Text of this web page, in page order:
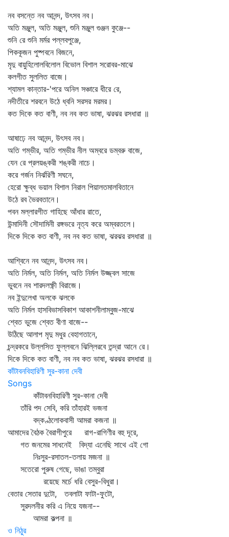
নব বসন্তে নব আনন্দ, উৎসব নব।
অতি মঞ্জুল, অতি মঞ্জুল, শুনি মঞ্জুল গুঞ্জন কুঞ্জে--
শুনি রে শুনি মর্মর পল্লবপুঞ্জে,
পিককূজন পুষ্পবনে বিজনে,
মৃদু বায়ুহিলোলবিলোল বিভোল বিশাল সরোবর-মাঝে
কলগীত সুললিত বাজে।
শ্যামল কান্তার-'পরে অনিল সঞ্চারে ধীরে রে,
নদীতীরে শরবনে উঠে ধ্বনি সরসর মরমর।
কত দিকে কত বাণী, নব নব কত ভাষা, ঝরঝর রসধারা ॥
আষাঢ়ে নব আনন্দ, উৎসব নব।
অতি গম্ভীর, অতি গম্ভীর নীল অম্বরে ডম্বরু বাজে,
যেন রে প্রলয়ঙ্করী শঙ্করী নাচে।
করে গর্জন নির্ঝরিণী সঘনে,
হেরো ক্ষুব্ধ ভয়াল বিশাল নিরাল পিয়ালতমালবিতানে
উঠে রব ভৈরবতানে।
পবন মল্লারগীত গাহিছে আঁধার রাতে,
উন্মাদিনী সৌদামিনী রঙ্গভরে নৃত্য করে অম্বরতলে।
দিকে দিকে কত বাণী, নব নব কত ভাষা, ঝরঝর রসধারা ॥
আশ্বিনে নব আনন্দ, উৎসব নব।
অতি নির্মল, অতি নির্মল, অতি নির্মল উজ্জ্বল সাজে
ভুবনে নব শারদলক্ষ্ণী বিরাজে।
নব ইন্দুলেখা অলকে ঝলকে
অতি নির্মল হাসবিভাসবিকাশ আকাশনীলাম্বুজ-মাঝে
শ্বেত ভুজে শ্বেত বীণা বাজে--
উঠিছে আলাপ মৃদু মধুর বেহাগতানে,
চন্দ্রকরে উল্লসিত ফুল্লবনে ঝিল্লিরবে তন্দ্রা আনে রে।
দিকে দিকে কত বাণী, নব নব কত ভাষা, ঝরঝর রসধারা ॥
কাঁটাবনবিহারিণী সুর-কানা দেবী
Songs
কাঁটাবনবিহারিণী সুর-কানা দেবী
তাঁরি পদ সেবি, করি তাঁহারই ভজনা
বদ্‌কণ্ঠলোকবাসী আমরা কজনা ॥
আমাদের বৈঠক বৈরাগীপুরে রাগ-রাগিণীর বহু দূরে,
গত জনমের সাধনেই বিদ্যা এনেছি সাথে এই গো
নিঃসুর-রসাতল-তলায় মজনা ॥
সতেরো পুরুষ গেছে, ভাঙা তম্বুরা
রয়েছে মর্চে ধরি বেসুর-বিধুরা।
বেতার সেতার দুটো, তবলাটা ফাটা-ফুটো,
সুরদলনীর করি এ নিয়ে যজনা--
আমরা কল্পনা ॥
ও নিঠুর